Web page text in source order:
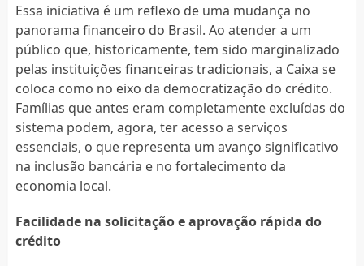
Essa iniciativa é um reflexo de uma mudança no
panorama financeiro do Brasil. Ao atender a um
público que, historicamente, tem sido marginalizado
pelas instituições financeiras tradicionais, a Caixa se
coloca como no eixo da democratização do crédito.
Famílias que antes eram completamente excluídas do
sistema podem, agora, ter acesso a serviços
essenciais, o que representa um avanço significativo
na inclusão bancária e no fortalecimento da
economia local.
Facilidade na solicitação e aprovação rápida do
crédito